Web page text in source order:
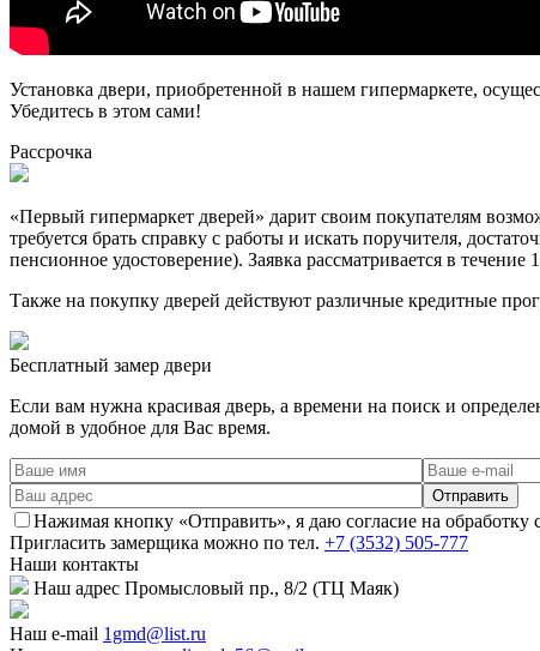
Установка двери, приобретенной в нашем гипермаркете,
Убедитесь в этом сами!
Рассрочка
«Первый гипермаркет дверей» дарит своим покупателям
требуется брать справку с работы и искать поручителя,
пенсионное удостоверение). Заявка рассматривается в течение
Также на покупку дверей действуют различные кредитные
Бесплатный замер двери
Если вам нужна красивая дверь, а времени на поиск и
домой в удобное для Вас время.
Нажимая кнопку «Отправить», я даю согласие на
Пригласить замерщика можно по тел. +7 (3532) 505-777
Наши контакты
Наш адрес Промысловый пр., 8/2 (ТЦ Маяк)
Наш e-mail 1gmd@list.ru